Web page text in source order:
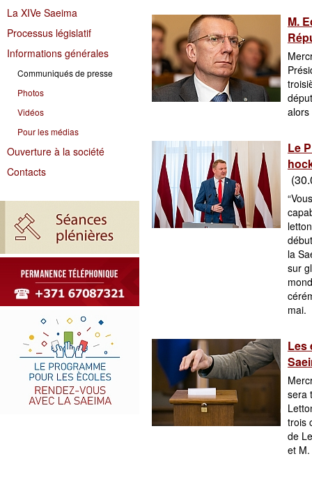
La XIVe Saeima
Processus législatif
Informations générales
Communiqués de presse
Photos
Vidéos
Pour les médias
Ouverture à la société
Contacts
M.
alors
Le
la
sur
mai.
Les
sera
trois
de
et